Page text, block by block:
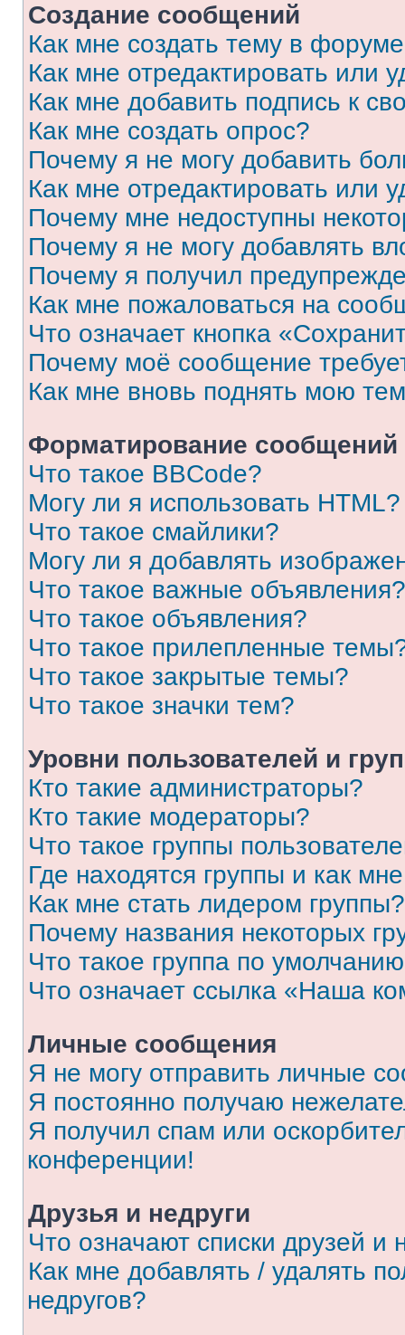
Создание сообщений
Как мне создать тему в
Как мне отредактировать или
Как мне добавить подпись к
Как мне создать опрос?
Почему я не могу добавить
Как мне отредактировать или
Почему мне недоступны
Почему я не могу добавлять
Почему я получил
Как мне пожаловаться на
Что означает кнопка
Почему моё сообщение
Как мне вновь поднять мою
Форматирование
Что такое BBCode?
Могу ли я использовать HTML?
Что такое смайлики?
Могу ли я добавлять
Что такое важные объявления?
Что такое объявления?
Что такое прилепленные
Что такое закрытые темы?
Что такое значки тем?
Уровни пользователей и
Кто такие администраторы?
Кто такие модераторы?
Что такое группы
Где находятся группы и как
Как мне стать лидером группы?
Почему названия некоторых
Что такое группа по
Что означает ссылка «Наша
Личные сообщения
Я не могу отправить личные
Я постоянно получаю
Я получил спам или
конференции!
Друзья и недруги
Что означают списки друзей и
Как мне добавлять / удалять
недругов?